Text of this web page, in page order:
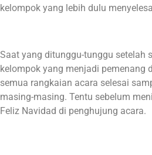
kelompok yang lebih dulu
Saat yang ditunggu-tunggu setelah
kelompok yang menjadi pemenang
semua rangkaian acara selesai
masing-masing. Tentu sebelum
Feliz Navidad di penghujung acara.